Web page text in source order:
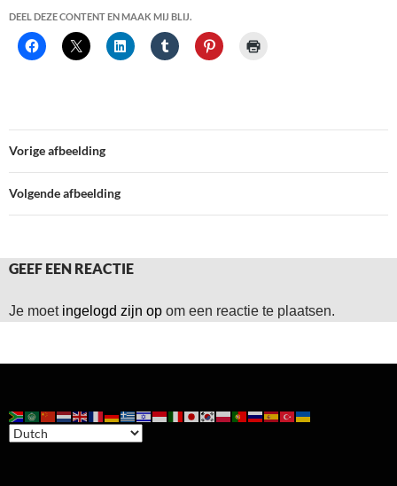
DEEL DEZE CONTENT EN MAAK MIJ BLIJ.
Vorige afbeelding
Volgende afbeelding
GEEF EEN REACTIE
Je moet ingelogd zijn op om een reactie te plaatsen.